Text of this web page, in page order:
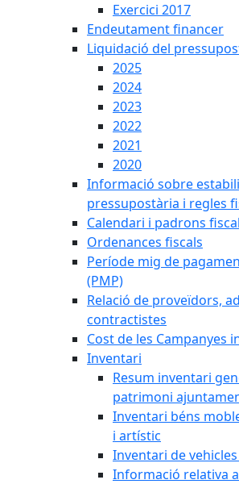
Exercici 2017
Endeutament financer
Liquidació del
2025
2024
2023
2022
2021
2020
Informació sobre
pressupostària i regles
Calendari i padrons
Ordenances fiscals
Període mig de
(PMP)
Relació de proveïdors,
contractistes
Cost de les Campanyes
Inventari
Resum inventari
patrimoni
Inventari béns
i artístic
Inventari de
Informació relativa